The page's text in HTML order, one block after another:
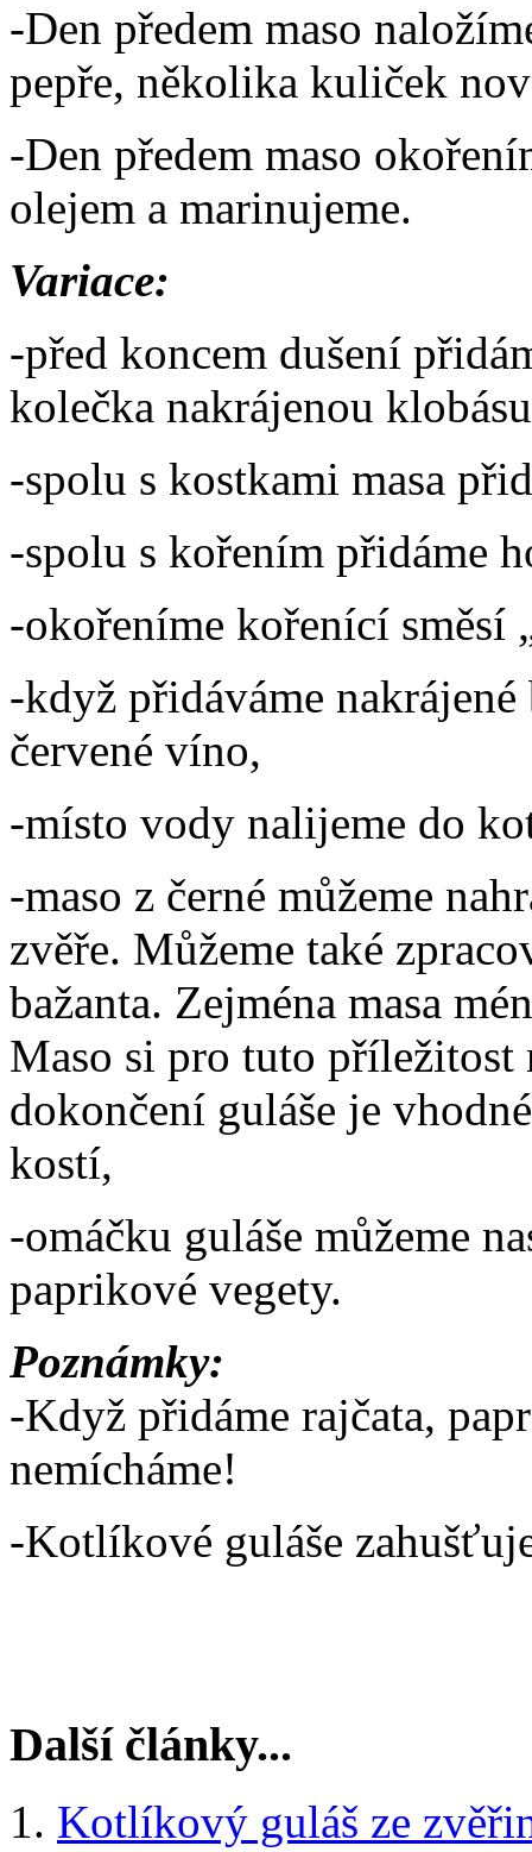
-Den předem maso
pepře, několika kuliček
-Den předem maso
olejem a marinujeme.
Variace:
-před koncem dušení
kolečka nakrájenou
-spolu s kostkami masa
-spolu s kořením přidáme
-okořeníme kořenící směsí
-když přidáváme
červené víno,
-místo vody nalijeme do
-maso z černé můžeme
zvěře. Můžeme také
bažanta. Zejména masa
Maso si pro tuto příležitost
dokončení guláše je
kostí,
-omáčku guláše můžeme
paprikové vegety.
Poznámky:
-Když přidáme rajčata,
nemícháme!
-Kotlíkové guláše
Další články...
Kotlíkový guláš ze